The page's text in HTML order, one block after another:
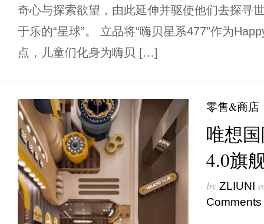
奇心与探索欲望，由此延伸并驱使他们去探寻
于乐的“星球”。 立品将“嗨贝星系477”作为
点，儿童们化身为嗨贝 […]
零售&商店
唯想
4.0旗
by ZLIUNI
Comments